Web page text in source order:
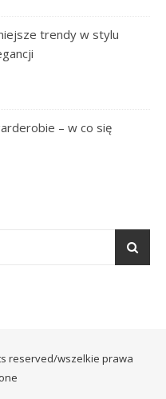
trendy w stylu
– w co się
reserved/wszelkie prawa